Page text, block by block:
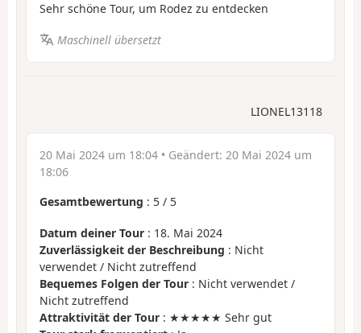
Sehr schöne Tour, um Rodez zu entdecken
Maschinell übersetzt
LIONEL13118
20 Mai 2024 um 18:04 • Geändert: 20 Mai 2024 um
18:06
Gesamtbewertung : 5 / 5
Datum deiner Tour : 18. Mai 2024
Zuverlässigkeit der Beschreibung : Nicht
verwendet / Nicht zutreffend
Bequemes Folgen der Tour : Nicht verwendet /
Nicht zutreffend
Attraktivität der Tour : ★★★★★ Sehr gut